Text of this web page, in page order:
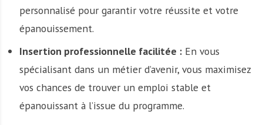
personnalisé pour garantir votre réussite et votre
épanouissement.
Insertion professionnelle facilitée :En vous
spécialisant dans un métier d’avenir, vous maximisez
vos chances de trouver un emploi stable et
épanouissant à l’issue du programme.